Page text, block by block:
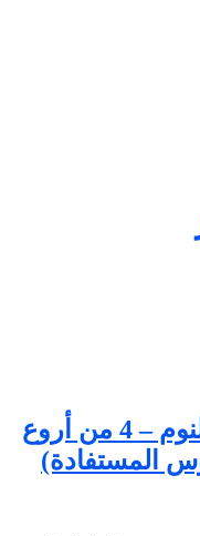
قصص اطفال مكتوبة قبل النوم – 4 من أروع
المستفادة)